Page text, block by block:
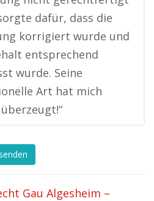
dafür, dass die
korrigiert wurde und
entsprechend
wurde. Seine
Art hat mich
Gau Algesheim –